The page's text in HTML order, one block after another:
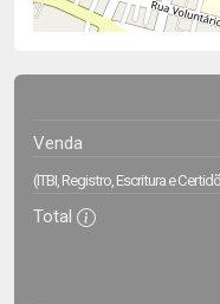
Venda
(ITBI, Registro, Escritura e
Total